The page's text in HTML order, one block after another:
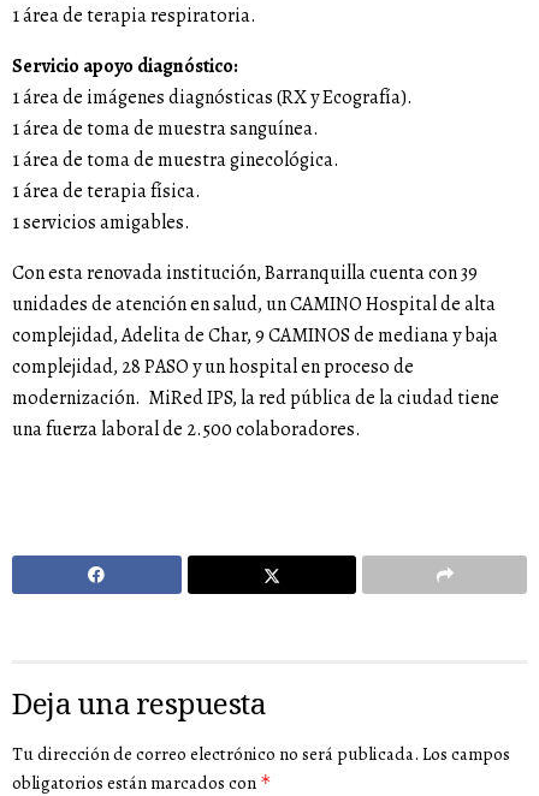
1 área de terapia respiratoria.
Servicio apoyo diagnóstico:
1 área de imágenes diagnósticas (RX y Ecografía).
1 área de toma de muestra sanguínea.
1 área de toma de muestra ginecológica.
1 área de terapia física.
1 servicios amigables.
Con esta renovada institución, Barranquilla cuenta con 39
unidades de atención en salud, un CAMINO Hospital de alta
complejidad, Adelita de Char, 9 CAMINOS de mediana y baja
complejidad, 28 PASO y un hospital en proceso de
modernización. MiRed IPS, la red pública de la ciudad tiene
una fuerza laboral de 2.500 colaboradores.
Deja una respuesta
Tu dirección de correo electrónico no será publicada. Los campos
obligatorios están marcados con *